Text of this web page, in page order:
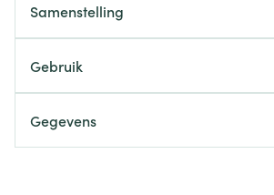
Samenstelling
Gebruik
Gegevens